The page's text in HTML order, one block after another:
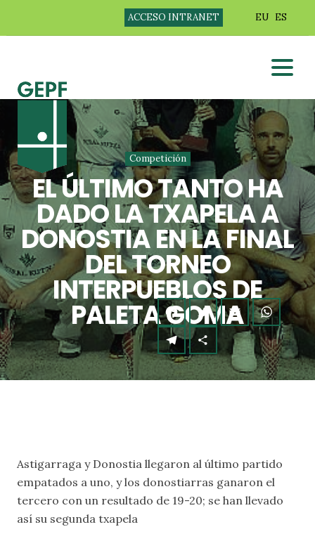
ACCESO INTRANET EU ES
Competición
EL ÚLTIMO TANTO HA
DADO LA TXAPELA A
DONOSTIA EN LA FINAL
DEL TORNEO
INTERPUEBLOS DE
PALETA GOMA
Astigarraga y Donostia llegaron al último partido
empatados a uno, y los donostiarras ganaron el
tercero con un resultado de 19-20; se han llevado
así su segunda txapela